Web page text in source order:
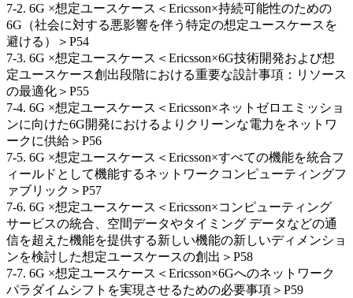
7-2. 6G ×想定ユースケース＜Ericsson×持続可能性のための
6G（社会に対する悪影響を伴う特定の想定ユースケースを
避ける）＞P54
7-3. 6G ×想定ユースケース＜Ericsson×6G技術開発および想
定ユースケース創出段階における重要な設計事項：リソース
の最適化＞P55
7-4. 6G ×想定ユースケース＜Ericsson×ネットゼロエミッショ
ンに向けた6G開発におけるよりクリーンな電力をネットワ
ークに供給＞P56
7-5. 6G ×想定ユースケース＜Ericsson×すべての機能を統合フ
ィールドとして機能するネットワークコンピューティングフ
ァブリック＞P57
7-6. 6G ×想定ユースケース＜Ericsson×コンピューティング
サービスの統合、空間データやタイミング データなどの通
信を超えた機能を提供する新しい機能の新しいディメンショ
ンを検討した想定ユースケースの創出＞P58
7-7. 6G ×想定ユースケース＜Ericsson×6Gへのネットワーク
パラダイムシフトを実現させるための必要事項＞P59